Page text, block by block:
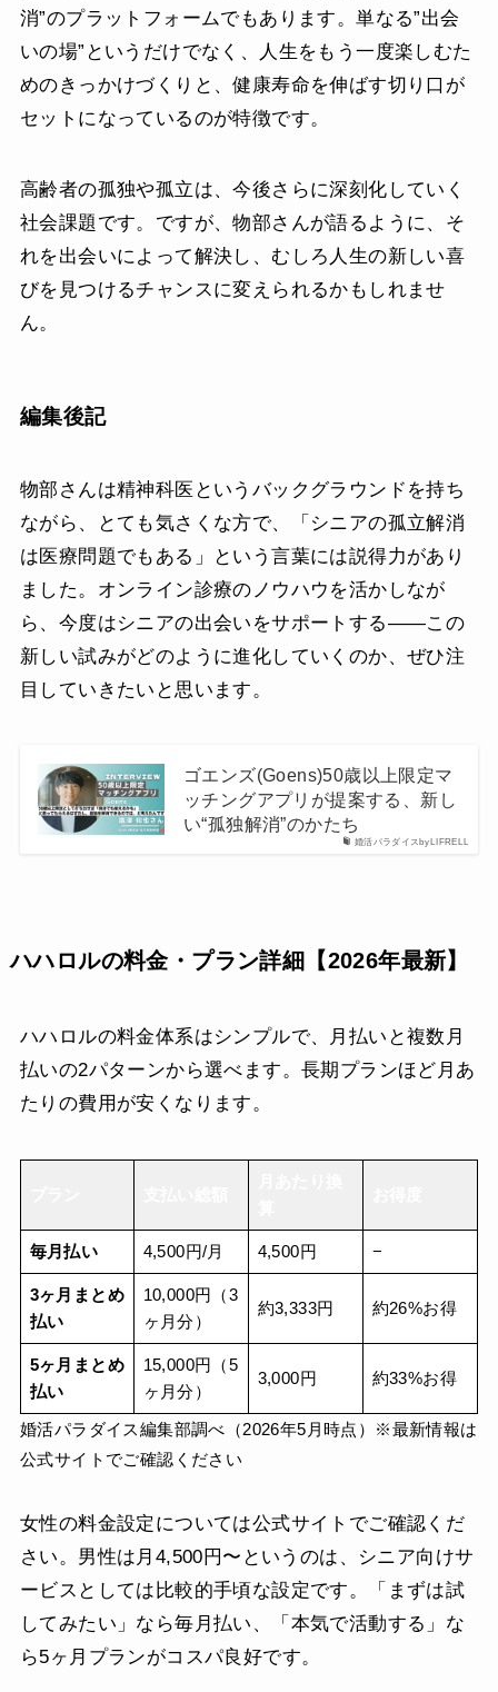
消”のプラットフォームでもあります。単なる”出会
いの場”というだけでなく、人生をもう一度楽しむた
めのきっかけづくりと、健康寿命を伸ばす切り口が
セットになっているのが特徴です。
高齢者の孤独や孤立は、今後さらに深刻化していく
社会課題です。ですが、物部さんが語るように、そ
れを出会いによって解決し、むしろ人生の新しい喜
びを見つけるチャンスに変えられるかもしれませ
ん。
編集後記
物部さんは精神科医というバックグラウンドを持ち
ながら、とても気さくな方で、「シニアの孤立解消
は医療問題でもある」という言葉には説得力があり
ました。オンライン診療のノウハウを活かしなが
ら、今度はシニアの出会いをサポートする――この
新しい試みがどのように進化していくのか、ぜひ注
目していきたいと思います。
婚活パラダイスbyLIFRELL
ゴエンズ(Goens)50歳以上限定マ
ッチングアプリが提案する、新し
い“孤独解消”のかたち
ハハロルの料金・プラン詳細【2026年最新】
ハハロルの料金体系はシンプルで、月払いと複数月
払いの2パターンから選べます。長期プランほど月あ
たりの費用が安くなります。
毎月払い 4,500円/月 4,500円 −
3ヶ月まとめ
払い
10,000円（3
ヶ月分）
約3,333円 約26%お得
5ヶ月まとめ
払い
15,000円（5
ヶ月分）
3,000円 約33%お得
婚活パラダイス編集部調べ（2026年5月時点）※最新情報は
公式サイトでご確認ください
女性の料金設定については公式サイトでご確認くだ
さい。男性は月4,500円〜というのは、シニア向けサ
ービスとしては比較的手頃な設定です。「まずは試
してみたい」なら毎月払い、「本気で活動する」な
ら5ヶ月プランがコスパ良好です。